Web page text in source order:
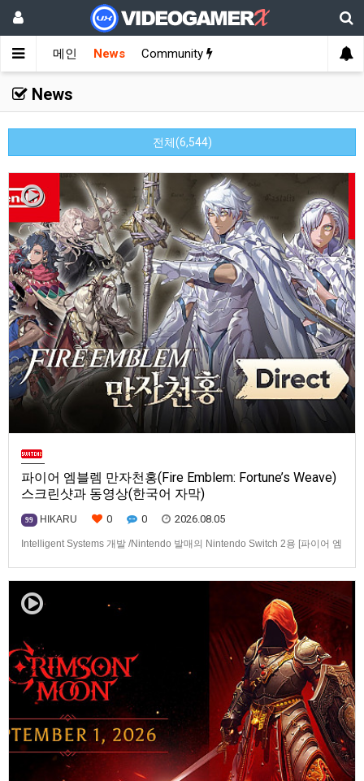
메인 News Community
News
전체(6,544)
파이어 엠블렘 만자천홍(Fire Emblem: Fortune’s Weave)
스크린샷과 동영상(한국어 자막)
99 HIKARU 0 0 2026.08.05
Intelligent Systems 개발 /Nintendo 발매의 Nintendo Switch 2용 [파이어 엠